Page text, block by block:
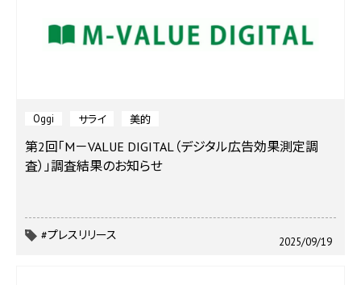
Oggi サライ 美的
第2回「M－VALUE DIGITAL（デジタル広告効果測定調
査）」調査結果のお知らせ
2025/09/19
#プレスリリース